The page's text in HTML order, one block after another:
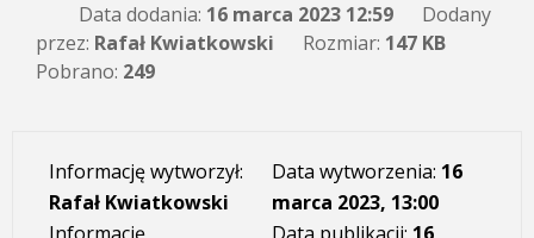
Data dodania: 16 marca 2023 12:59
Dodany
przez: Rafał Kwiatkowski Rozmiar: 147 KB
Pobrano: 249
Informację wytworzył:
Rafał Kwiatkowski
Data wytworzenia: 16
marca 2023, 13:00